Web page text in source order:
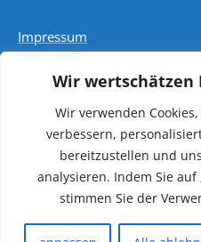
Wir wertschätzen
Wir verwenden
verbessern,
bereitzustellen und
analysieren. Indem Sie auf
stimmen Sie der
Impressum
Datenschutzbestimmungen
Copyright © 2026
Bradbury